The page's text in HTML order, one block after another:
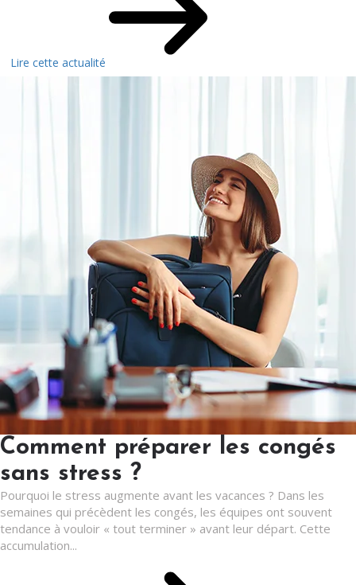
Lire cette actualité
Comment préparer les congés
sans stress ?
Pourquoi le stress augmente avant les vacances ? Dans les
semaines qui précèdent les congés, les équipes ont souvent
tendance à vouloir « tout terminer » avant leur départ. Cette
accumulation...